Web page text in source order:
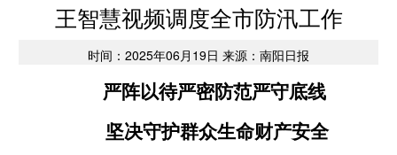
王智慧视频调度全市防汛工作
时间：2025年06月19日 来源：南阳日报
严阵以待严密防范严守底线
坚决守护群众生命财产安全